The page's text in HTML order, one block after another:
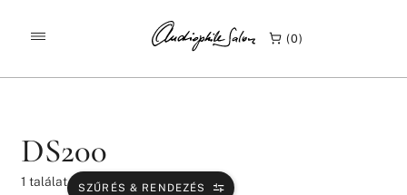
0
KEZDŐLAP TERMÉKEK / DS200
DS200
1 találat SZŰRÉS & RENDEZÉS